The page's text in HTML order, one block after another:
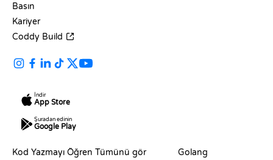
Basın
Kariyer
Coddy Build
İndir
App Store
Şuradan edinin
Google Play
Kod Yazmayı Öğren Tümünü gör
Golang